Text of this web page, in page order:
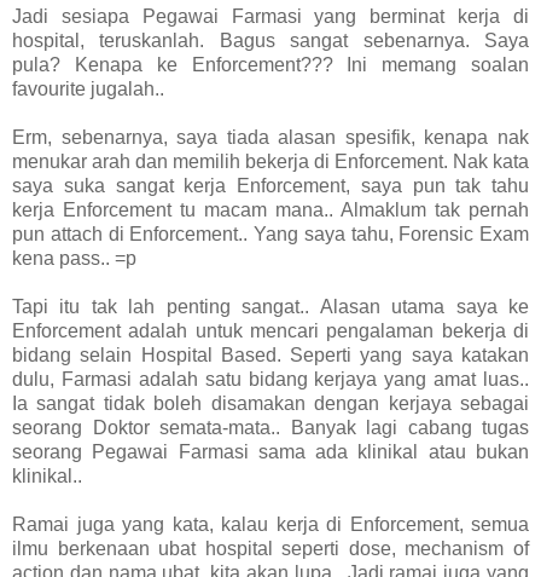
Jadi sesiapa Pegawai Farmasi yang berminat kerja di
hospital, teruskanlah. Bagus sangat sebenarnya. Saya
pula? Kenapa ke Enforcement??? Ini memang soalan
favourite jugalah..
Erm, sebenarnya, saya tiada alasan spesifik, kenapa nak
menukar arah dan memilih bekerja di Enforcement. Nak kata
saya suka sangat kerja Enforcement, saya pun tak tahu
kerja Enforcement tu macam mana.. Almaklum tak pernah
pun attach di Enforcement.. Yang saya tahu, Forensic Exam
kena pass.. =p
Tapi itu tak lah penting sangat.. Alasan utama saya ke
Enforcement adalah untuk mencari pengalaman bekerja di
bidang selain Hospital Based. Seperti yang saya katakan
dulu, Farmasi adalah satu bidang kerjaya yang amat luas..
Ia sangat tidak boleh disamakan dengan kerjaya sebagai
seorang Doktor semata-mata.. Banyak lagi cabang tugas
seorang Pegawai Farmasi sama ada klinikal atau bukan
klinikal..
Ramai juga yang kata, kalau kerja di Enforcement, semua
ilmu berkenaan ubat hospital seperti dose, mechanism of
action dan nama ubat, kita akan lupa.. Jadi ramai juga yang